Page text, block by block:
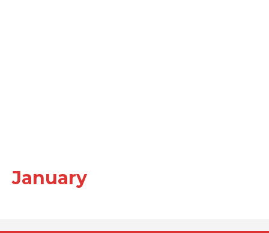
January